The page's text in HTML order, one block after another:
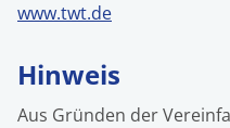
www.twt.de
Hinweis
Aus Gründen der